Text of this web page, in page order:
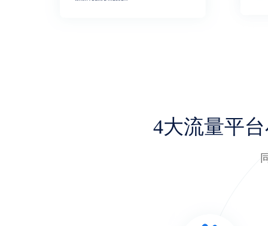
4大流量平